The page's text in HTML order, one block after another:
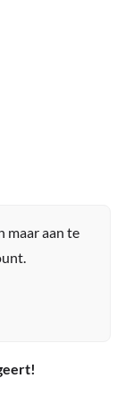
maar aan te